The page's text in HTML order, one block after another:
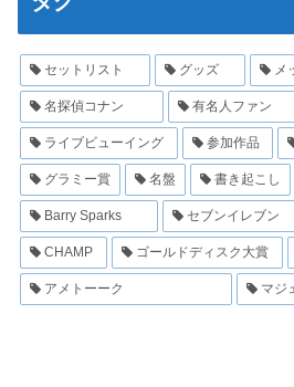
セットリスト グッズ メ
名探偵コナン 有名人ファン
ライブビューイング 参加作品
グラミー賞 名盤 書き起こし
Barry Sparks セブンイレブン
CHAMP ゴールドディスク大賞
アメトーーク マジ